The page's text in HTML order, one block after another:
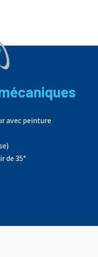
avec peinture
de 35°